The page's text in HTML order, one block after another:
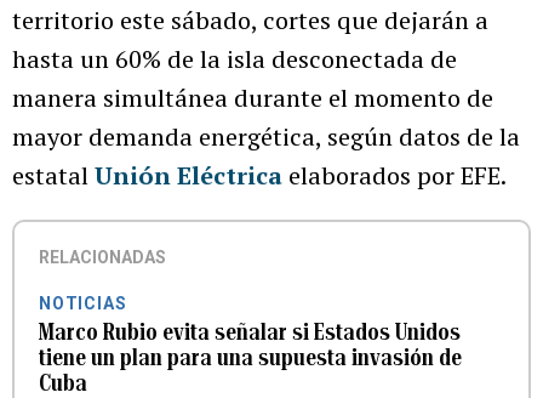
territorio este sábado, cortes que dejarán a
hasta un 60% de la isla desconectada de
manera simultánea durante el momento de
mayor demanda energética, según datos de la
estatalUnión Eléctrica elaborados por EFE.
RELACIONADAS
NOTICIAS
Marco Rubio evita señalar si Estados Unidos
tiene un plan para una supuesta invasión de
Cuba